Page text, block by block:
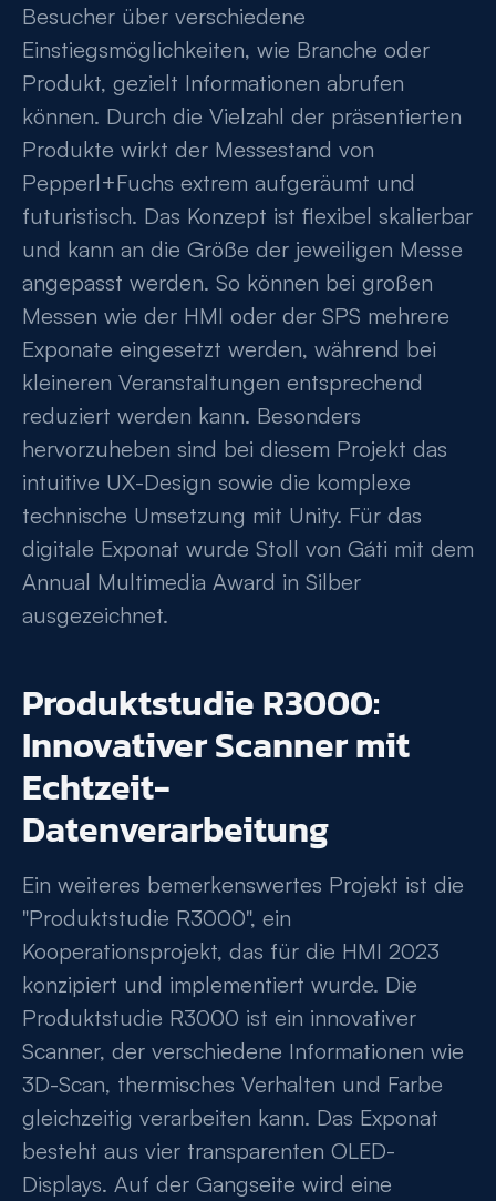
Besucher über verschiedene
Einstiegsmöglichkeiten, wie Branche oder
Produkt, gezielt Informationen abrufen
können. Durch die Vielzahl der präsentierten
Produkte wirkt der Messestand von
Pepperl+Fuchs extrem aufgeräumt und
futuristisch. Das Konzept ist flexibel skalierbar
und kann an die Größe der jeweiligen Messe
angepasst werden. So können bei großen
Messen wie der HMI oder der SPS mehrere
Exponate eingesetzt werden, während bei
kleineren Veranstaltungen entsprechend
reduziert werden kann. Besonders
hervorzuheben sind bei diesem Projekt das
intuitive UX-Design sowie die komplexe
technische Umsetzung mit Unity. Für das
digitale Exponat wurde Stoll von Gáti mit dem
Annual Multimedia Award in Silber
ausgezeichnet.
Produktstudie R3000:
Innovativer Scanner mit
Echtzeit-
Datenverarbeitung
Ein weiteres bemerkenswertes Projekt ist die
"Produktstudie R3000", ein
Kooperationsprojekt, das für die HMI 2023
konzipiert und implementiert wurde. Die
Produktstudie R3000 ist ein innovativer
Scanner, der verschiedene Informationen wie
3D-Scan, thermisches Verhalten und Farbe
gleichzeitig verarbeiten kann. Das Exponat
besteht aus vier transparenten OLED-
Displays. Auf der Gangseite wird eine